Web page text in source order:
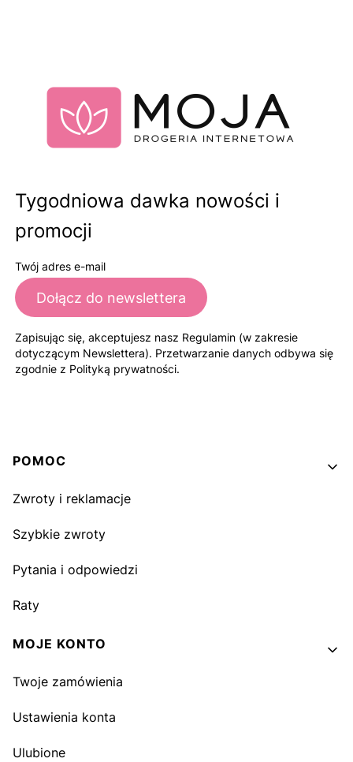
Tygodniowa dawka nowości i
promocji
Twój adres e-mail
Dołącz do newslettera
Zapisując się, akceptujesz nasz Regulamin (w zakresie
dotyczącym Newslettera). Przetwarzanie danych odbywa się
zgodnie z Polityką prywatności.
Linki w stopce
POMOC
Zwroty i reklamacje
Szybkie zwroty
Pytania i odpowiedzi
Raty
MOJE KONTO
Twoje zamówienia
Ustawienia konta
Ulubione